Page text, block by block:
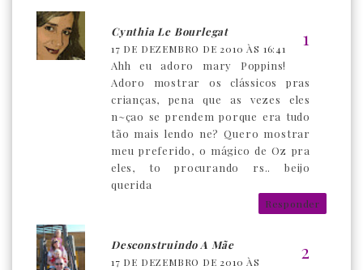
Cynthia Le Bourlegat
17 DE DEZEMBRO DE 2010 ÀS 16:41
Ahh eu adoro mary Poppins!
Adoro mostrar os clássicos pras
crianças, pena que as vezes eles
n~çao se prendem porque era tudo
tão mais lendo ne? Quero mostrar
meu preferido, o mágico de Oz pra
eles, to procurando rs.. beijo
querida
Responder
Desconstruindo A Mãe
17 DE DEZEMBRO DE 2010 ÀS